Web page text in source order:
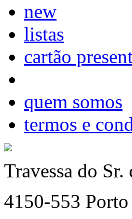
new
listas
cartão
quem somos
termos e
Travessa do
4150-553 Porto